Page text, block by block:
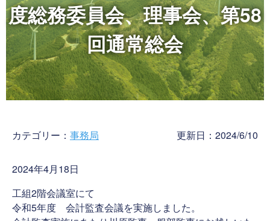
度総務委員会、理事会、第58
回通常総会
カテゴリー： 事務局 更新日：2024/6/10
2024年4月18日
工組2階会議室にて
令和5年度 会計監査会議を実施しました。